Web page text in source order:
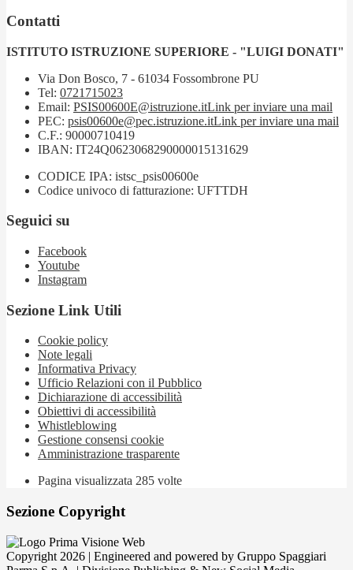
Contatti
ISTITUTO ISTRUZIONE SUPERIORE - "LUIGI DONATI"
Via Don Bosco, 7 - 61034 Fossombrone PU
Tel: 0721715023
Email: PSIS00600E@istruzione.itLink per inviare una mail
PEC: psis00600e@pec.istruzione.itLink per inviare una mail
C.F.: 90000710419
IBAN: IT24Q0623068290000015131629
CODICE IPA: istsc_psis00600e
Codice univoco di fatturazione: UFTTDH
Seguici su
Facebook
Youtube
Instagram
Sezione Link Utili
Cookie policy
Note legali
Informativa Privacy
Ufficio Relazioni con il Pubblico
Dichiarazione di accessibilità
Obiettivi di accessibilità
Whistleblowing
Gestione consensi cookie
Amministrazione trasparente
Pagina visualizzata 285 volte
Sezione Copyright
Copyright 2026 | Engineered and powered by Gruppo Spaggiari